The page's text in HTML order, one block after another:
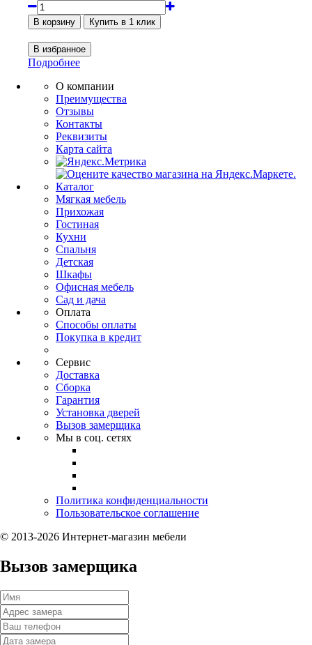
Подробнее
О компании
Преимущества
Отзывы
Контакты
Реквизиты
Карта сайта
Каталог
Мягкая мебель
Прихожая
Гостиная
Кухни
Спальня
Детская
Шкафы
Офисная мебель
Сад и дача
Оплата
Способы оплаты
Покупка в кредит
Сервис
Доставка
Сборка
Гарантия
Установка дверей
Вызов замерщика
Мы в соц. сетях
Политика конфиденциальности
Пользовательское соглашение
© 2013-2026 Интернет-магазин мебели
Вызов замерщика